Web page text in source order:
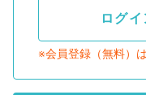
ログ
※会員登録（無料）